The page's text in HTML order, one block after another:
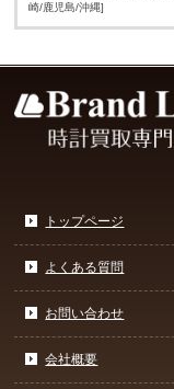
崎/鹿児島/沖縄]
トップページ
よくある質問
お問い合わせ
会社概要